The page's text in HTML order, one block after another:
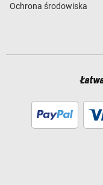
Ochrona środowiska